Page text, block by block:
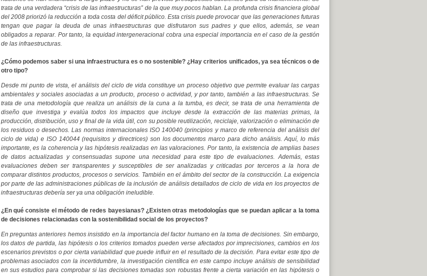
trata de una verdadera “crisis de las infraestructuras” de la que muy pocos hablan. La profunda crisis financiera global
del 2008 priorizó la reducción a toda costa del déficit público. Esta crisis puede provocar que las generaciones futuras
tengan que pagar la deuda de unas infraestructuras que disfrutaron sus padres y que ellos, además, se vean
obligados a reparar. Por tanto, la equidad intergeneracional cobra una especial importancia en el caso de la gestión
de las infraestructuras.
¿Cómo podemos saber si una infraestructura es o no sostenible? ¿Hay criterios unificados, ya sea técnicos o de
otro tipo?
Desde mi punto de vista, el análisis del ciclo de vida constituye un proceso objetivo que permite evaluar las cargas
ambientales y sociales asociadas a un producto, proceso o actividad, y por tanto, también a las infraestructuras. Se
trata de una metodología que realiza un análisis de la cuna a la tumba, es decir, se trata de una herramienta de
diseño que investiga y evalúa todos los impactos que incluye desde la extracción de las materias primas, la
producción, distribución, uso y final de la vida útil, con su posible reutilización, reciclaje, valorización o eliminación de
los residuos o desechos. Las normas internacionales ISO 140040 (principios y marco de referencia del análisis del
ciclo de vida) e ISO 140044 (requisitos y directrices) son los documentos marco para dicho análisis. Aquí, lo más
importante, es la coherencia y las hipótesis realizadas en las valoraciones. Por tanto, la existencia de amplias bases
de datos actualizadas y consensuadas supone una necesidad para este tipo de evaluaciones. Además, estas
evaluaciones deben ser transparentes y susceptibles de ser analizadas y criticadas por terceros a la hora de
comparar distintos productos, procesos o servicios. También en el ámbito del sector de la construcción. La exigencia
por parte de las administraciones públicas de la inclusión de análisis detallados de ciclo de vida en los proyectos de
infraestructuras debería ser ya una obligación ineludible.
¿En qué consiste el método de redes bayesianas? ¿Existen otras metodologías que se puedan aplicar a la toma
de decisiones relacionadas con la sostenibilidad social de los proyectos?
En preguntas anteriores hemos insistido en la importancia del factor humano en la toma de decisiones. Sin embargo,
los datos de partida, las hipótesis o los criterios tomados pueden verse afectados por imprecisiones, cambios en los
escenarios previstos o por cierta variabilidad que puede influir en el resultado de la decisión. Para evitar este tipo de
problemas asociados con la incertidumbre, la investigación científica en este campo incluye análisis de sensibilidad
en sus estudios para comprobar si las decisiones tomadas son robustas frente a cierta variación en las hipótesis o